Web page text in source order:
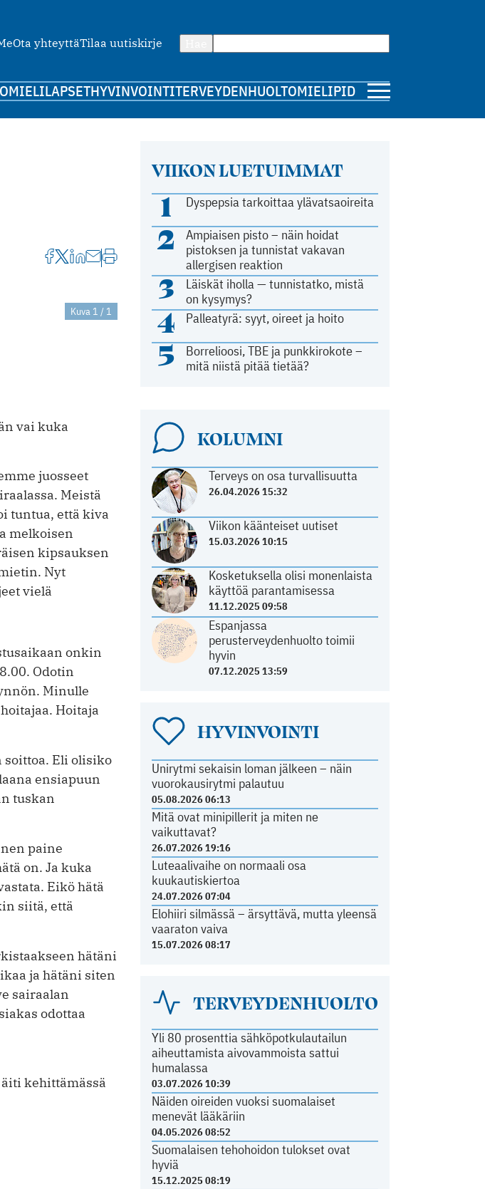
Ota yhteyttäTilaa uutiskirje
MIELILAPSETHYVINVOINTITERVEYDENHUOLTOMIELIPIDE
VIIKON LUETUIMMAT
1 Dyspepsia tarkoittaa ylävatsaoireita
2
Ampiaisen pisto – näin hoidat
pistoksen ja tunnistat vakavan
allergisen reaktion
3
Läiskät iholla — tunnistatko, mistä
on kysymys?
4 Palleatyrä: syyt, oireet ja hoito
5
Borrelioosi, TBE ja punkkirokote –
mitä niistä pitää tietää?
KOLUMNI
Terveys on osa turvallisuutta
26.04.2026 15:32
Viikon käänteiset uutiset
15.03.2026 10:15
Kosketuksella olisi monenlaista
käyttöä parantamisessa
11.12.2025 09:58
Espanjassa
perusterveydenhuolto toimii
hyvin
07.12.2025 13:59
HYVINVOINTI
Unirytmi sekaisin loman jälkeen – näin
vuorokausirytmi palautuu
05.08.2026 06:13
Mitä ovat minipillerit ja miten ne
vaikuttavat?
26.07.2026 19:16
Luteaalivaihe on normaali osa
kuukautiskiertoa
24.07.2026 07:04
Elohiiri silmässä – ärsyttävä, mutta yleensä
vaaraton vaiva
15.07.2026 08:17
TERVEYDENHUOLTO
Yli 80 prosenttia sähköpotkulautailun
aiheuttamista aivovammoista sattui
humalassa
03.07.2026 10:39
Näiden oireiden vuoksi suomalaiset
menevät lääkäriin
04.05.2026 08:52
Suomalaisen tehohoidon tulokset ovat
hyviä
15.12.2025 08:19
Kuva 1 / 1
vai kuka
juosseet
Meistä
tuntua, että kiva
melkoisen
kipsauksen
Nyt
vielä
onkin
Odotin
Minulle
Hoitaja
soittoa. Eli olisiko
ensiapuun
tuskan
paine
on. Ja kuka
Eikö hätä
siitä, että
hätäni
ja hätäni siten
sairaalan
odottaa
kehittämässä